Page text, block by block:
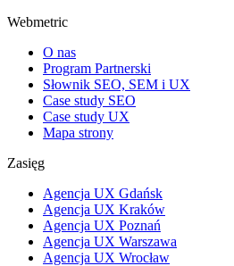
Webmetric
O nas
Program Partnerski
Słownik SEO, SEM i UX
Case study SEO
Case study UX
Mapa strony
Zasięg
Agencja UX Gdańsk
Agencja UX Kraków
Agencja UX Poznań
Agencja UX Warszawa
Agencja UX Wrocław